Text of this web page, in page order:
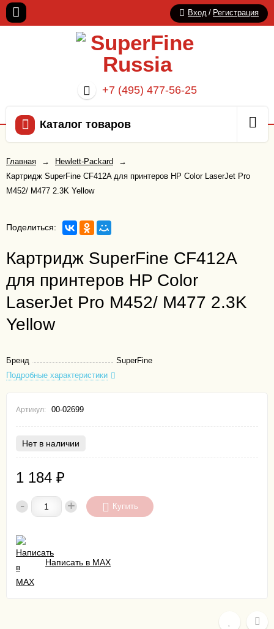
Вход / Регистрация
+7 (495) 477-56-25
Каталог товаров
Главная → Hewlett-Packard
→
Картридж SuperFine CF412A для принтеров HP Color LaserJet Pro
M452/ M477 2.3K Yellow
Поделиться:
Картридж SuperFine CF412A
для принтеров HP Color
LaserJet Pro M452/ M477 2.3K
Yellow
Бренд
SuperFine
Подробные характеристики
Артикул: 00-02699
Нет в наличии
1 184 ₽
- + Купить
Написать в MAX